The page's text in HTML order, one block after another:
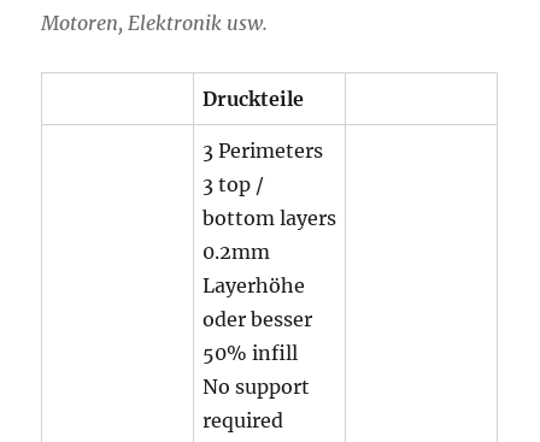
Motoren, Elektronik usw.
Druckteile
3 Perimeters
3 top /
bottom layers
0.2mm
Layerhöhe
oder besser
50% infill
No support
required